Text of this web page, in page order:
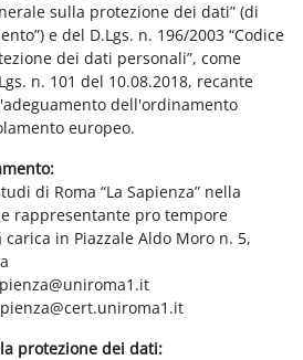
sulla protezione dei dati” (di
e del D.Lgs. n. 196/2003 “Codice
dei dati personali”, come
n. 101 del 10.08.2018, recante
dell'ordinamento
europeo.
di Roma “La Sapienza” nella
rappresentante pro tempore
in Piazzale Aldo Moro n. 5,
protezione dei dati: